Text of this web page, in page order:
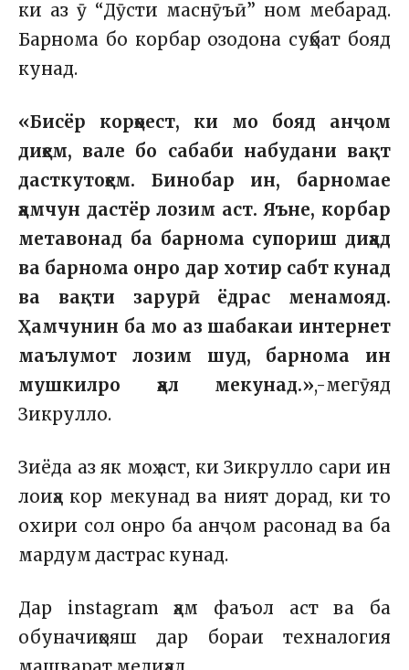
ки аз ӯ “Дӯсти маснӯъӣ” ном мебарад.
Барнома бо корбар озодона суҳбат бояд
кунад.
«Бисёр корҳоест, ки мо бояд анҷом
диҳем, вале бо сабаби набудани вақт
дасткутоҳем. Бинобар ин, барномае
ҳамчун дастёр лозим аст. Яъне, корбар
метавонад ба барнома супориш диҳад
ва барнома онро дар хотир сабт кунад
ва вақти зарурӣ ёдрас менамояд.
Ҳамчунин ба мо аз шабакаи интернет
маълумот лозим шуд, барнома ин
мушкилро ҳал мекунад.»,-мегӯяд
Зикрулло.
Зиёда аз як моҳ аст, ки Зикрулло сари ин
лоиҳа кор мекунад ва ният дорад, ки то
охири сол онро ба анҷом расонад ва ба
мардум дастрас кунад.
Дар instagram ҳам фаъол аст ва ба
обуначиҳояш дар бораи техналогия